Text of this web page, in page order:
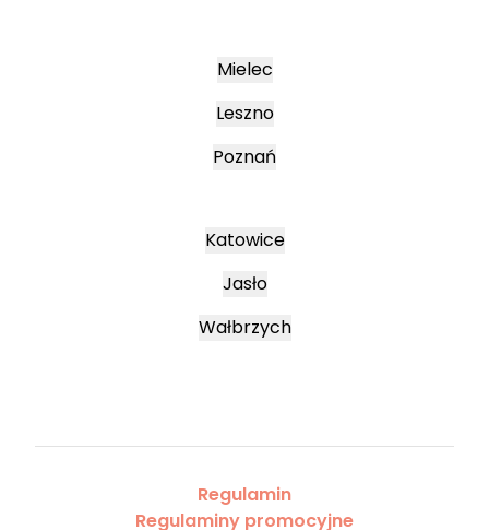
Mielec
Leszno
Poznań
Katowice
Jasło
Wałbrzych
Regulamin
Regulaminy promocyjne